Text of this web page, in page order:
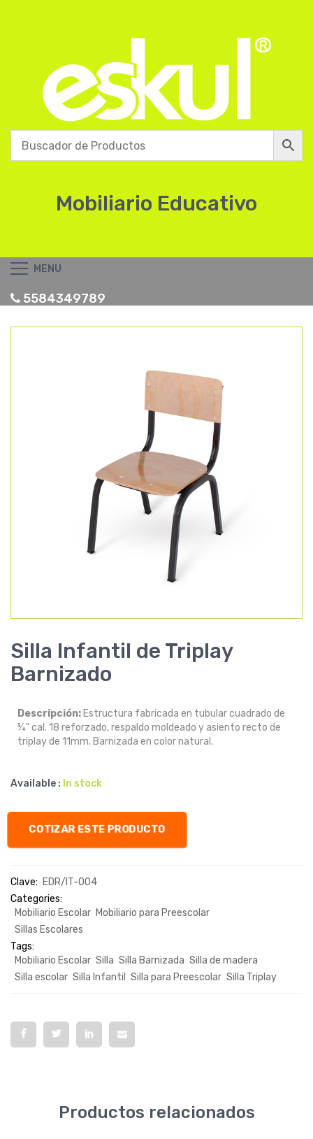
Mobiliario Educativo
MENU
5584349789
Silla Infantil de Triplay
Barnizado
Descripción: Estructura fabricada en tubular cuadrado de
¾" cal. 18 reforzado, respaldo moldeado y asiento recto de
triplay de 11mm. Barnizada en color natural.
Available : In stock
COTIZAR ESTE PRODUCTO
Clave: EDR/IT-004
Categories:
Mobiliario Escolar Mobiliario para Preescolar
Sillas Escolares
Tags:
Mobiliario Escolar Silla Silla Barnizada Silla de madera
Silla escolar Silla Infantil Silla para Preescolar Silla Triplay
Productos relacionados